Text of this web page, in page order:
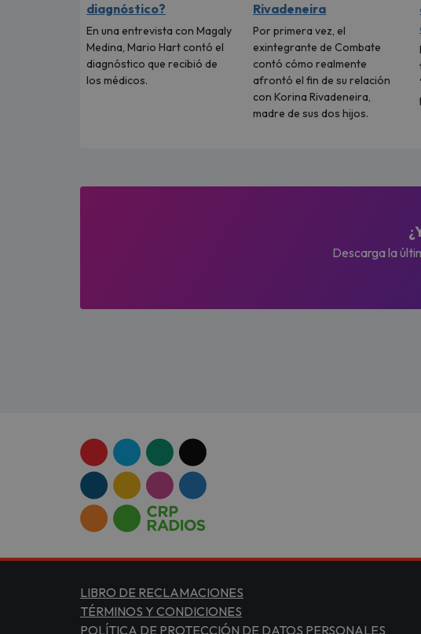
diagnóstico?
En una entrevista con Magaly
Medina, Mario Hart contó el
diagnóstico que recibió de
los médicos.
Rivadeneira
Por primera vez, el
exintegrante de Combate
contó cómo realmente
afrontó el fin de su relación
con Korina Rivadeneira,
madre de sus dos hijos.
Descarga la
LIBRO DE RECLAMACIONES
TÉRMINOS Y CONDICIONES
POLÍTICA DE PROTECCIÓN DE DATOS PERSONALES